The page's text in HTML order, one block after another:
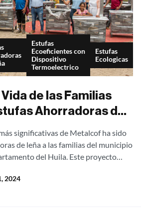
Estufas
Ecoeficientes con
Dispositivo
Termoelectrico
Estufas
Ecologicas
de las Familias
Ahorradoras de
significativas de Metalcof ha sido
de leña a las familias del municipio
del Huila. Este proyecto
2024